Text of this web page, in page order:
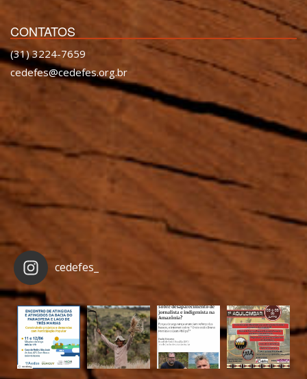
CONTATOS
(31) 3224-7659
cedefes@cedefes.org.br
cedefes_